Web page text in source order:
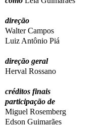
direção
Walter Campos
Luiz Antônio Piá
direção geral
Herval Rossano
créditos finais
participação de
Miguel Rosemberg
Edson Guimarães